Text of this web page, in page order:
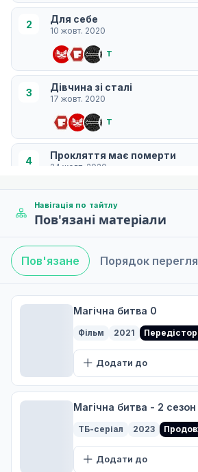
2 Для себе
10 жовт. 2020
T
3 Дівчина зі сталі
17 жовт. 2020
T
4 Прокляття має померти
24 жовт. 2020
Прокляття матки має
T
6
07 лист. 2020
Штурм
14 лист. 2020
T
Нудьга
T
Навігація по тайтлу
Пов'язані матеріали
Пов'язане Порядок
Магічна битва 0
Фільм 2021
Додати до
Магічна битва - 2 сезон
ТБ-серіал 2023
Додати до